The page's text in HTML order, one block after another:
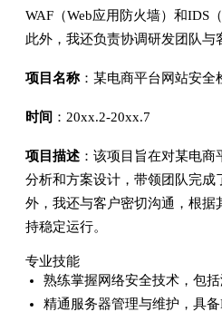
WAF（Web应用防火墙）和IDS
此外，我还负责协调研发团队
项目名称：某电商平台网站安全
时间 ：20xx.2-20xx.7
项目描述 ：该项目旨在对某电
分析和方案设计，带领团队完
外，我还与客户密切沟通，根
持稳定运行。
专业技能
熟练掌握网络安全技术，包
精通服务器管理与维护，具